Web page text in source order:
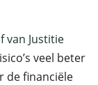
van Justitie
veel beter
de financiële